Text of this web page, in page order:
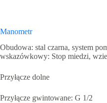
Manometr
Obudowa: stal czarna, system
wskazówkowy: Stop miedzi,
Przyłącze dolne
Przyłącze gwintowane: G 1/2